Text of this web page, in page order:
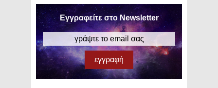
Εγγραφείτε στο Newsletter